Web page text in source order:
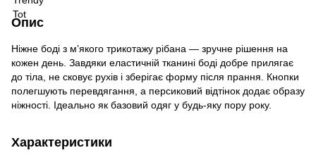
Опис
Ніжне боді з м’якого трикотажу рібана — зручне рішення на
кожен день. Завдяки еластичній тканині боді добре прилягає
до тіла, не сковує рухів і зберігає форму після прання. Кнопки
полегшують перевдягання, а персиковий відтінок додає образу
ніжності. Ідеально як базовий одяг у будь-яку пору року.
Характеристики